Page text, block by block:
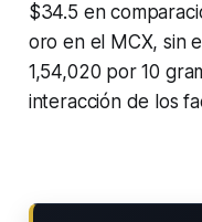
$34.5 en
oro en el MCX, sin
1,54,020 por 10
interacción de los